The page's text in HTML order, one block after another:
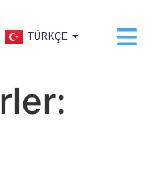
TÜRKÇE
العربية